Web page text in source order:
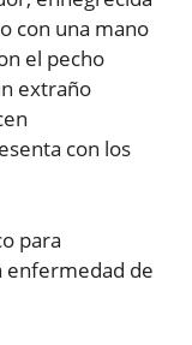
con una mano
el pecho
extraño
con los
para
enfermedad de